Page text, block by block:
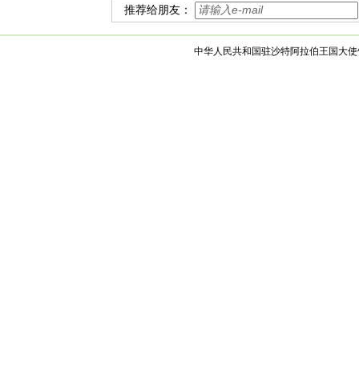
推荐给朋友：
中华人民共和国驻沙特阿拉伯王国大使